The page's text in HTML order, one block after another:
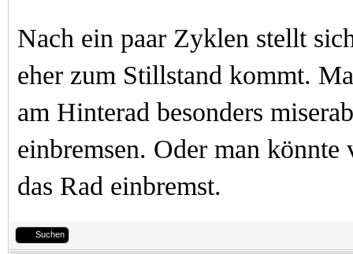
Nach ein paar Zyklen stellt
eher zum Stillstand kommt.
am Hinterad besonders
einbremsen. Oder man
das Rad einbremst.
Suchen